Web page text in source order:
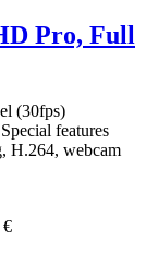
Pro, Full
(30fps)
features
H.264, webcam
€